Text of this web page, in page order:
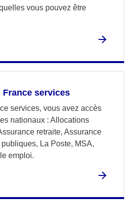
vous pouvez être
France services
services, vous avez accès
nationaux : Allocations
retraite, Assurance
La Poste, MSA,
emploi.